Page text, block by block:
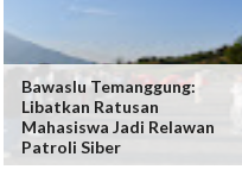
Bawaslu Temanggung:
Libatkan Ratusan
Mahasiswa Jadi Relawan
Patroli Siber